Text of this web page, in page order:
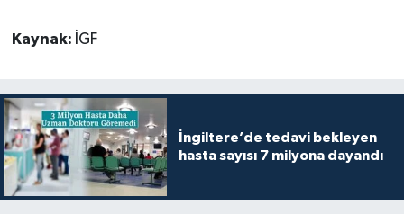
Kaynak: İGF
İngiltere’de tedavi bekleyen
hasta sayısı 7 milyona dayandı